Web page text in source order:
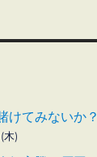
けてみないか？
木)